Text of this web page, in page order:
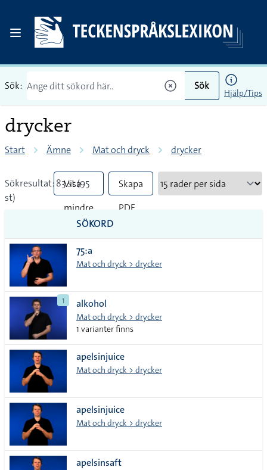
Sök: Sök
Hjälp/Tips
drycker
Start Ämne Mat och dryck drycker
Sökresultat: 83 st (95
st)
Visa
mindre
tecken
Skapa
PDF
SÖKORD
75:a
Mat och dryck > drycker
1 alkohol
Mat och dryck > drycker
1 varianter finns
apelsinjuice
Mat och dryck > drycker
apelsinjuice
Mat och dryck > drycker
apelsinsaft